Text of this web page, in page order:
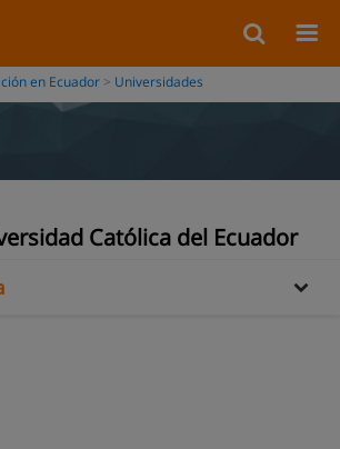
en Ecuador Universidades
Católica del Ecuador